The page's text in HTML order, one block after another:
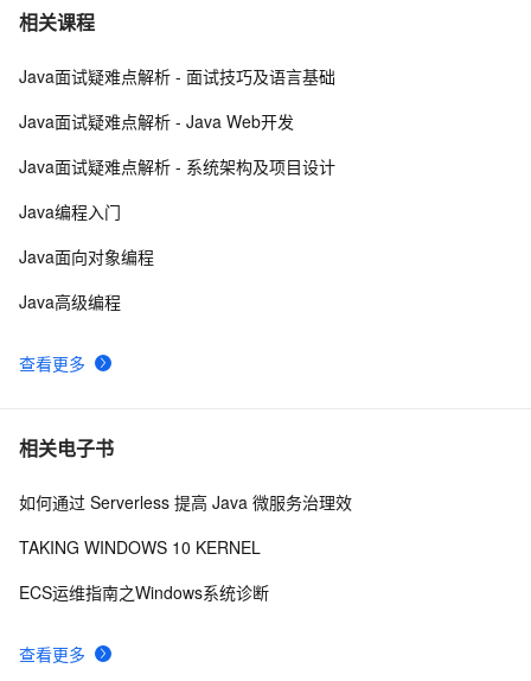
7 【POI  xls  Java  map】使用POI处理xls  抽取出异常信
8 java-基础-关键字
10Eclipse+Jboss报java.lang.OutOfMemoryError：
相关课程
查看更多
Java面试疑难点解析 - 面试技巧及语言基础
Java面试疑难点解析 - Java Web开发
Java面试疑难点解析 - 系统架构及项目设计
Java编程入门
Java面向对象编程
Java高级编程
相关电子书
查看更多
如何通过 Serverless 提高 Java 微服务治理效
TAKING WINDOWS 10 KERNEL
ECS运维指南之Windows系统诊断